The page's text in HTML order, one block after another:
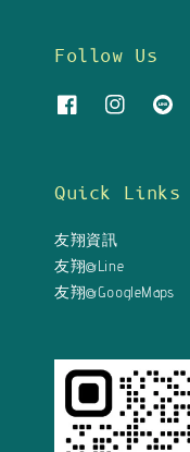
Follow Us
Quick Links
友翔資訊
友翔@Line
友翔@GoogleMaps